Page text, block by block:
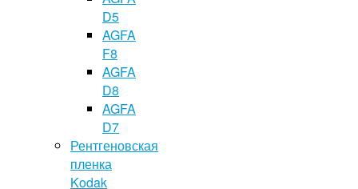
D5
AGFA
F8
AGFA
D8
AGFA
D7
Рентгеновская
пленка
Kodak